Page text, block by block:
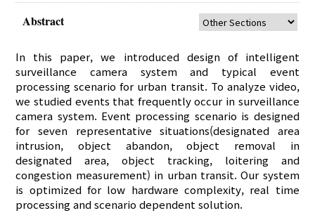
Abstract
In this paper, we introduced design of intelligent
surveillance camera system and typical event
processing scenario for urban transit. To analyze video,
we studied events that frequently occur in surveillance
camera system. Event processing scenario is designed
for seven representative situations(designated area
intrusion, object abandon, object removal in
designated area, object tracking, loitering and
congestion measurement) in urban transit. Our system
is optimized for low hardware complexity, real time
processing and scenario dependent solution.